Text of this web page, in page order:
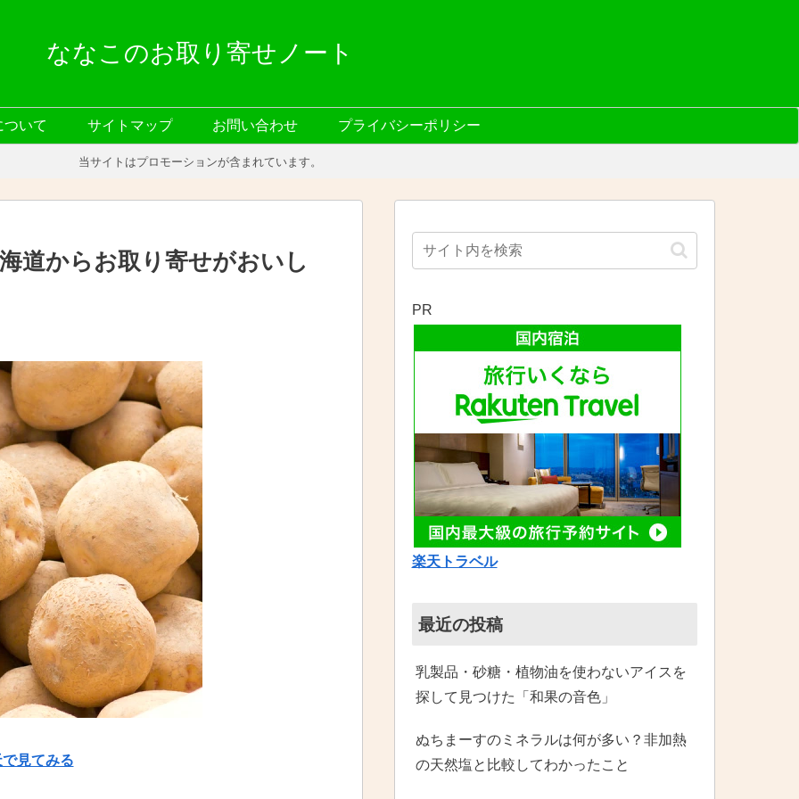
ななこのお取り寄せノート
ついて サイトマップ お問い合わせ プライバシーポリシー
当サイトはプロモーションが含まれています。
道からお取り寄せがおいし
見てみる
PR
楽天トラベル
最近の投稿
乳製品・砂糖・植物油を使わないアイスを
探して見つけた「和果の音色」
ぬちまーすのミネラルは何が多い？非加熱
の天然塩と比較してわかったこと